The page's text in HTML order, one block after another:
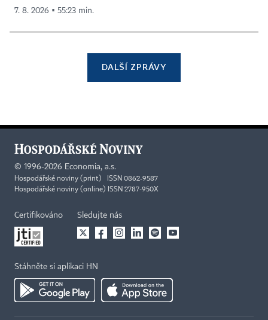
7. 8. 2026 ▪ 55:23 min.
DALŠÍ ZPRÁVY
© 1996-2026 Economia, a.s.
Hospodářské noviny (print) ISSN 0862-9587
Hospodářské noviny (online) ISSN 2787-950X
Certifikováno Sledujte nás
Stáhněte si aplikaci HN